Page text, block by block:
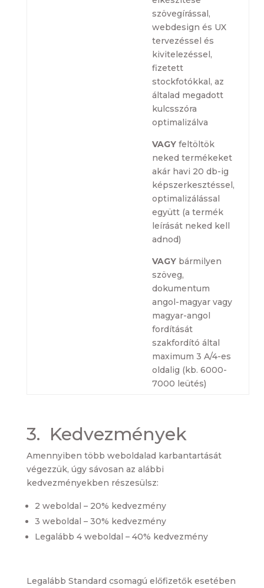
szövegírással,
webdesign és UX
tervezéssel és
kivitelezéssel,
fizetett
stockfotókkal, az
általad megadott
kulcsszóra
optimalizálva
VAGYfeltöltök
neked termékeket
akár havi 20 db-ig
képszerkesztéssel,
optimalizálással
együtt (a termék
leírását neked kell
adnod)
VAGYbármilyen
szöveg,
dokumentum
angol-magyar vagy
magyar-angol
fordítását
szakfordító által
maximum 3 A/4-es
oldalig (kb. 6000-
7000 leütés)
3. Kedvezmények
Amennyiben több weboldalad karbantartását
végezzük, úgy sávosan az alábbi
kedvezményekben részesülsz:
2 weboldal – 20% kedvezmény
3 weboldal – 30% kedvezmény
Legalább 4 weboldal – 40% kedvezmény
Legalább Standard csomagú előfizetők esetében